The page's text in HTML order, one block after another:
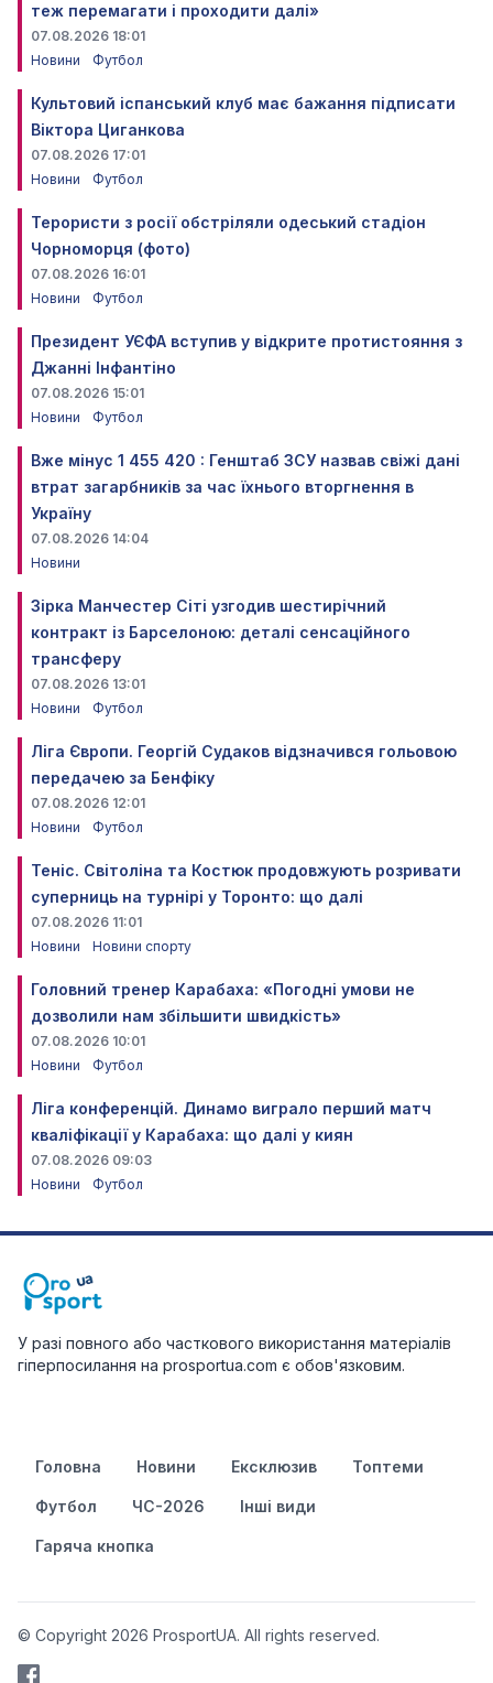
теж перемагати і проходити далі»
07.08.2026 18:01
Новини
Футбол
Культовий іспанський клуб має бажання підписати
Віктора Циганкова
07.08.2026 17:01
Новини
Футбол
Терористи з росії обстріляли одеський стадіон
Чорноморця (фото)
07.08.2026 16:01
Новини
Футбол
Президент УЄФА вступив у відкрите протистояння з
Джанні Інфантіно
07.08.2026 15:01
Новини
Футбол
Вже мінус 1 455 420 : Генштаб ЗСУ назвав свіжі дані
втрат загарбників за час їхнього вторгнення в
Україну
07.08.2026 14:04
Новини
Зірка Манчестер Сіті узгодив шестирічний
контракт із Барселоною: деталі сенсаційного
трансферу
07.08.2026 13:01
Новини
Футбол
Ліга Європи. Георгій Судаков відзначився гольовою
передачею за Бенфіку
07.08.2026 12:01
Новини
Футбол
Теніс. Світоліна та Костюк продовжують розривати
суперниць на турнірі у Торонто: що далі
07.08.2026 11:01
Новини
Новини спорту
Головний тренер Карабаха: «Погодні умови не
дозволили нам збільшити швидкість»
07.08.2026 10:01
Новини
Футбол
Ліга конференцій. Динамо виграло перший матч
кваліфікації у Карабаха: що далі у киян
07.08.2026 09:03
Новини
Футбол
У разі повного або часткового використання матеріалів
гіперпосилання на prosportua.com є обов'язковим.
Головна Новини Ексклюзив Топтеми
Футбол ЧС-2026 Інші види
Гаряча кнопка
© Copyright 2026 ProsportUA. All rights reserved.